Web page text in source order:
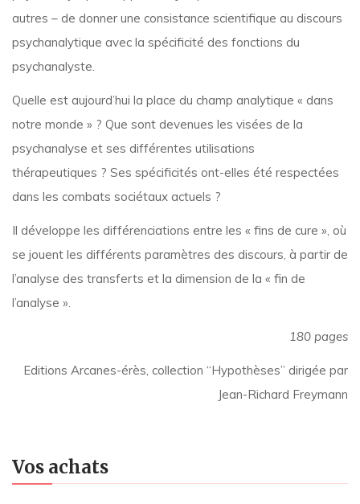
autres – de donner une consistance scientifique au discours
psychanalytique avec la spécificité des fonctions du
psychanalyste.
Quelle est aujourd’hui la place du champ analytique « dans
notre monde » ? Que sont devenues les visées de la
psychanalyse et ses différentes utilisations
thérapeutiques ? Ses spécificités ont-elles été respectées
dans les combats sociétaux actuels ?
Il développe les différenciations entre les « fins de cure », où
se jouent les différents paramètres des discours, à partir de
l’analyse des transferts et la dimension de la « fin de
l’analyse ».
180 pages
Editions Arcanes-érès, collection “Hypothèses” dirigée par
Jean-Richard Freymann
Vos achats